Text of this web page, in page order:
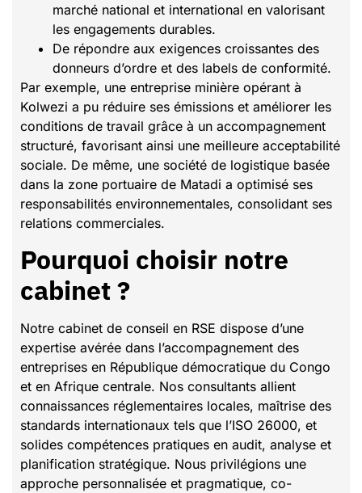
marché national et international en valorisant
les engagements durables.
De répondre aux exigences croissantes des
donneurs d’ordre et des labels de conformité.
Par exemple, une entreprise minière opérant à
Kolwezi a pu réduire ses émissions et améliorer les
conditions de travail grâce à un accompagnement
structuré, favorisant ainsi une meilleure acceptabilité
sociale. De même, une société de logistique basée
dans la zone portuaire de Matadi a optimisé ses
responsabilités environnementales, consolidant ses
relations commerciales.
Pourquoi choisir notre
cabinet ?
Notre cabinet de conseil en RSE dispose d’une
expertise avérée dans l’accompagnement des
entreprises en République démocratique du Congo
et en Afrique centrale. Nos consultants allient
connaissances réglementaires locales, maîtrise des
standards internationaux tels que l’ISO 26000, et
solides compétences pratiques en audit, analyse et
planification stratégique. Nous privilégions une
approche personnalisée et pragmatique, co-